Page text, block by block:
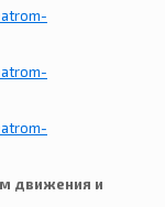
движения и